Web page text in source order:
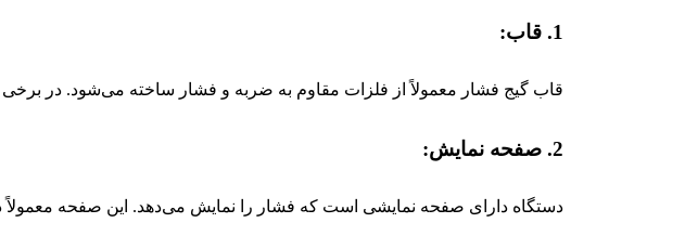
1. قاب:
قاب گیج فشار معمولاً از فلزات مقاوم به ضربه و فشار ساخته می‌شود. در برخی
2. صفحه نمایش:
دستگاه دارای صفحه نمایشی است که فشار را نمایش می‌دهد. این صفحه